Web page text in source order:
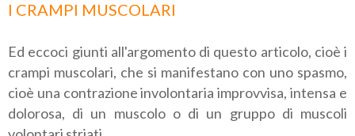
I CRAMPI MUSCOLARI
Ed eccoci giunti all'argomento di questo articolo, cioè i
crampi muscolari, che si manifestano con uno spasmo,
cioè una contrazione involontaria improvvisa, intensa e
dolorosa, di un muscolo o di un gruppo di muscoli